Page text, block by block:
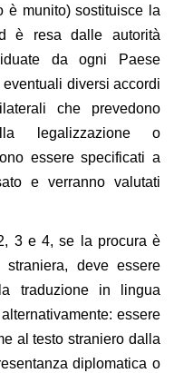
è munito) sostituisce la
è resa dalle autorità
da ogni Paese
diversi accordi
che prevedono
legalizzazione o
essere specificati a
e verranno valutati
3 e 4, se la procura è
deve essere
traduzione in lingua
essere
al testo straniero dalla
diplomatica o